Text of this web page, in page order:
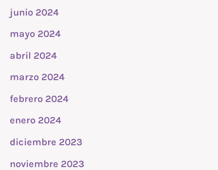
junio 2024
mayo 2024
abril 2024
marzo 2024
febrero 2024
enero 2024
diciembre 2023
noviembre 2023